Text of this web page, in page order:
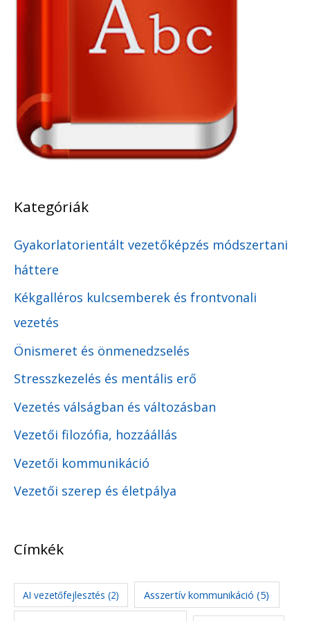
Kategóriák
Gyakorlatorientált vezetőképzés módszertani
háttere
Kékgalléros kulcsemberek és frontvonali
vezetés
Önismeret és önmenedzselés
Stresszkezelés és mentális erő
Vezetés válságban és változásban
Vezetői filozófia, hozzáállás
Vezetői kommunikáció
Vezetői szerep és életpálya
Címkék
AI vezetőfejlesztés (2) Asszertív kommunikáció (5)